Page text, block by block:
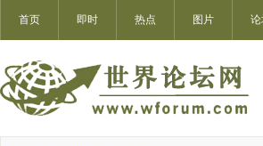
首页 即时 热点 图片